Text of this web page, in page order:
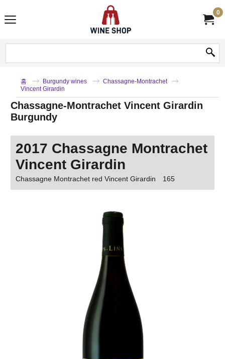
0
홈 Burgundy wines
Chassagne-Montrachet
Vincent Girardin
Chassagne-Montrachet Vincent Girardin
Burgundy
2017 Chassagne Montrachet
Vincent Girardin
Chassagne Montrachet red Vincent Girardin 165